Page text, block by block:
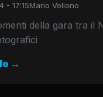
- 17:15Mario Vollono
della gara tra il
→